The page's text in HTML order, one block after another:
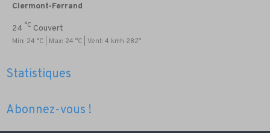
Clermont-Ferrand
24 °C Couvert
Min: 24 °C | Max: 24 °C | Vent: 4 kmh 282°
Statistiques
Abonnez-vous !